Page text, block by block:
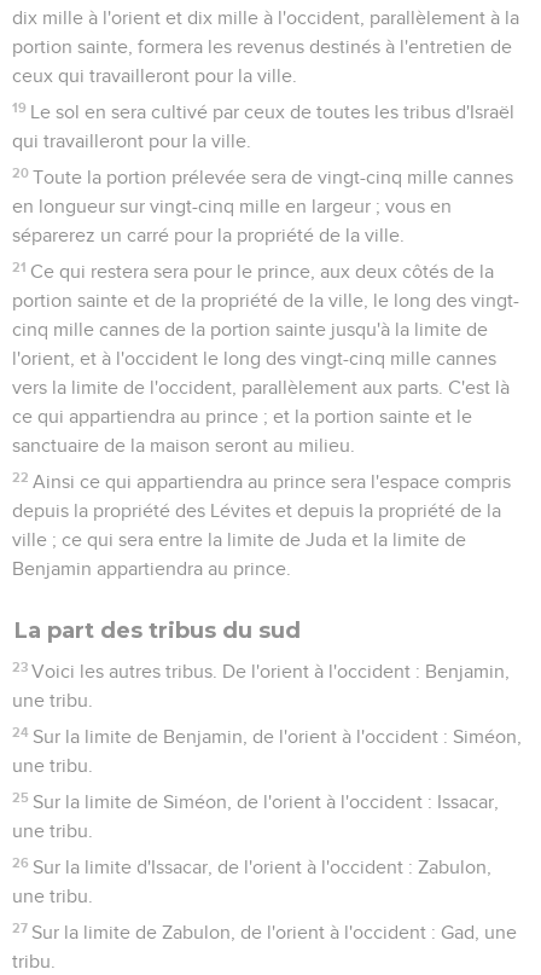
dix mille à l'orient et dix mille à l'occident, parallèlement à la
portion sainte, formera les revenus destinés à l'entretien de
ceux qui travailleront pour la ville.
19 Le sol en sera cultivé par ceux de toutes les tribus d'Israël
qui travailleront pour la ville.
20 Toute la portion prélevée sera de vingt-cinq mille cannes
en longueur sur vingt-cinq mille en largeur ; vous en
séparerez un carré pour la propriété de la ville.
21 Ce qui restera sera pour le prince, aux deux côtés de la
portion sainte et de la propriété de la ville, le long des vingt-
cinq mille cannes de la portion sainte jusqu'à la limite de
l'orient, et à l'occident le long des vingt-cinq mille cannes
vers la limite de l'occident, parallèlement aux parts. C'est là
ce qui appartiendra au prince ; et la portion sainte et le
sanctuaire de la maison seront au milieu.
22 Ainsi ce qui appartiendra au prince sera l'espace compris
depuis la propriété des Lévites et depuis la propriété de la
ville ; ce qui sera entre la limite de Juda et la limite de
Benjamin appartiendra au prince.
La part des tribus du sud
23 Voici les autres tribus. De l'orient à l'occident : Benjamin,
une tribu.
24 Sur la limite de Benjamin, de l'orient à l'occident : Siméon,
une tribu.
25 Sur la limite de Siméon, de l'orient à l'occident : Issacar,
une tribu.
26 Sur la limite d'Issacar, de l'orient à l'occident : Zabulon,
une tribu.
27 Sur la limite de Zabulon, de l'orient à l'occident : Gad, une
tribu.